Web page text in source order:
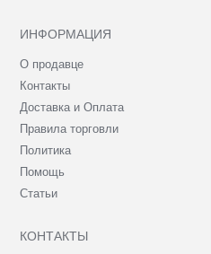
ИНФОРМАЦИЯ
О продавце
Контакты
Доставка и Оплата
Правила торговли
Политика
Помощь
Статьи
КОНТАКТЫ